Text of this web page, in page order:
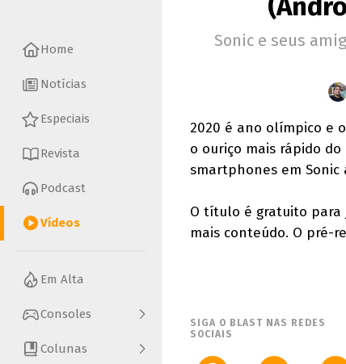
Home
Notícias
Especiais
Revista
Podcast
Vídeos
Em Alta
Consoles
Colunas
Sonic e seus
2020 é ano olímpico e
o ouriço mais rápido
smartphones em Sonic
O título é gratuito para
mais conteúdo. O pré-
SIGA O BLAST NAS REDES
SOCIAIS